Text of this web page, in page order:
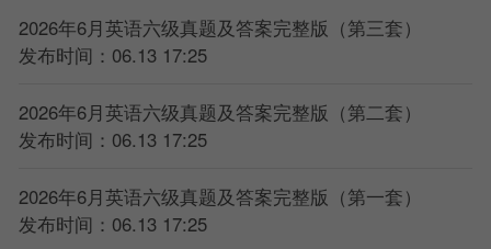
2026年6月英语六级真题及答案完整版（第三套）
发布时间：06.13 17:25
2026年6月英语六级真题及答案完整版（第二套）
发布时间：06.13 17:25
2026年6月英语六级真题及答案完整版（第一套）
发布时间：06.13 17:25